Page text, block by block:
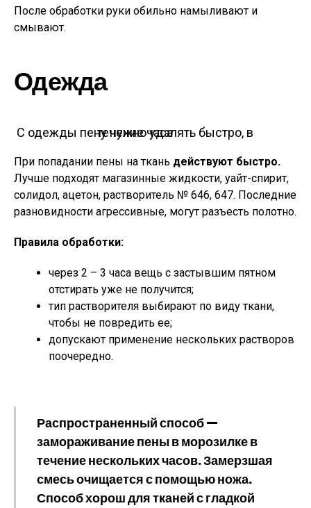
После обработки руки обильно намыливают и
смывают.
Одежда
С одежды пену нужно удалять быстро, в течение часа
При попадании пены на ткань действуют быстро.
Лучше подходят магазинные жидкости, уайт-спирит,
солидол, ацетон, растворитель № 646, 647. Последние
разновидности агрессивные, могут разъесть полотно.
Правила обработки:
через 2 – 3 часа вещь с застывшим пятном
отстирать уже не получится;
тип растворителя выбирают по виду ткани,
чтобы не повредить ее;
допускают применение нескольких растворов
поочередно.
Распространенный способ —
замораживание пены в морозилке в
течение нескольких часов. Замерзшая
смесь очищается с помощью ножа.
Способ хорош для тканей с гладкой